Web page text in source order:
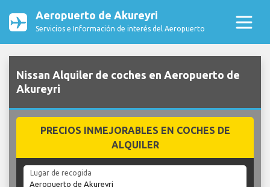
Aeropuerto de Akureyri
Servicios e Información de interés del Aeropuerto
Nissan Alquiler de coches en Aeropuerto de
Akureyri
PRECIOS INMEJORABLES EN COCHES DE
ALQUILER
Lugar de recogida